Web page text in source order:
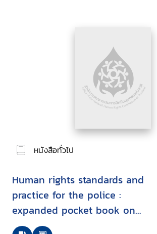
หนังสือทั่วไป
Human rights standards and
practice for the police :
expanded pocket book on
human rights for the police